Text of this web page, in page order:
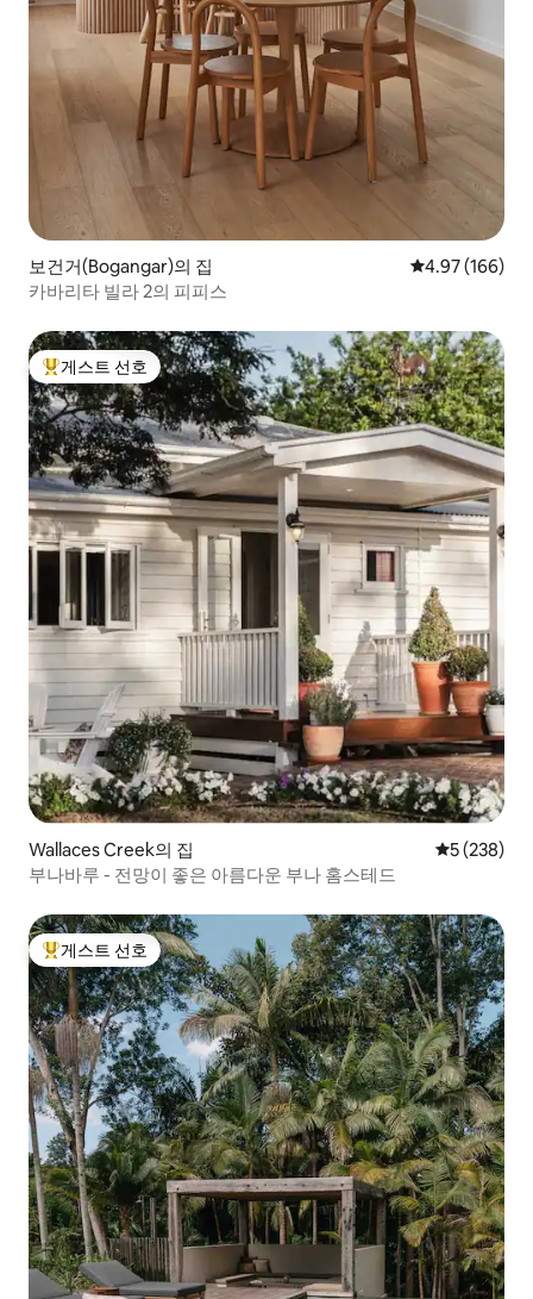
보건거(Bogangar)의 집 평점 4.97점(5
4.97 (166)
카바리타 빌라 2의 피피스
상위 게스트 선호
게스트 선호
Wallaces Creek의 집 평점 5점(5
5 (238)
부나바루 - 전망이 좋은 아름다운 부나 홈스테드
상위 게스트 선호
게스트 선호